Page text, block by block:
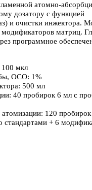
атомно-
дозатору с функцией
и очистки инжектора.
матриц.
программное
мкл
ОСО: 1%
500 мл
40 пробирок 6 мл с
120
+ 6